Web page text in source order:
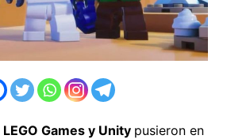
LEGO Games y Unity pusieron en